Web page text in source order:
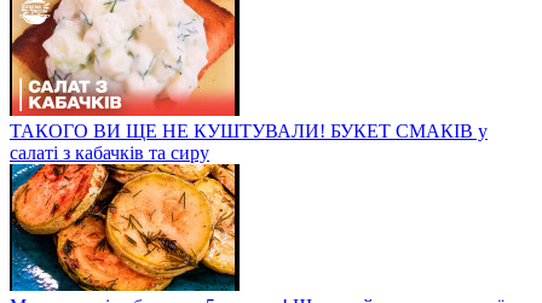
ТАКОГО ВИ ЩЕ НЕ КУШТУВАЛИ! БУКЕТ СМАКІВ у
салаті з кабачків та сиру